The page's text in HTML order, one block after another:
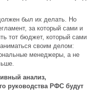
был их делать. Но
за который сами и
тот бюджет, который сами
своим делом:
менеджеры, а не
анализ,
руководства РФС будут